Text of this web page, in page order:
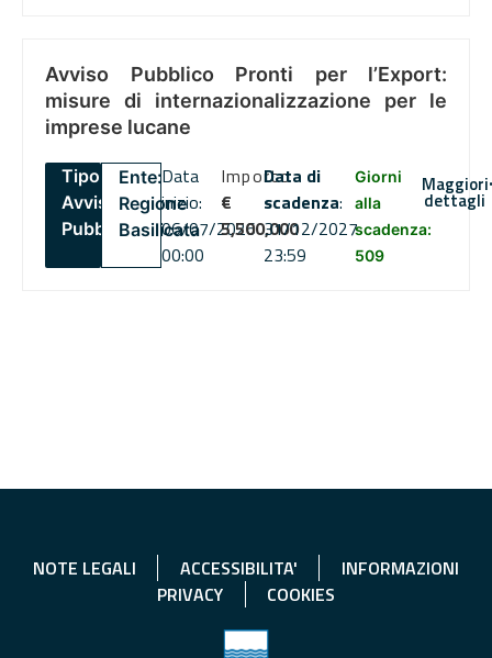
Avviso Pubblico Pronti per l’Export:
misure di internazionalizzazione per le
imprese lucane
Tipo:
Avviso
Pubblico
Ente:
Regione
Basilicata
Data
inizio:
06/07/2026
00:00
Importo
€
5,500,000
Data di
scadenza:
31/12/2027
23:59
Giorni
alla
scadenza:
509
Maggiori
dettagli
NOTE LEGALI ACCESSIBILITA'
INFORMAZIONI
PRIVACY
COOKIES